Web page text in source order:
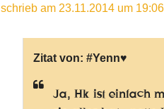
schrieb am 23.11.2014 um
Zitat von: #Yenn♥
Ja, Hk ist einfach